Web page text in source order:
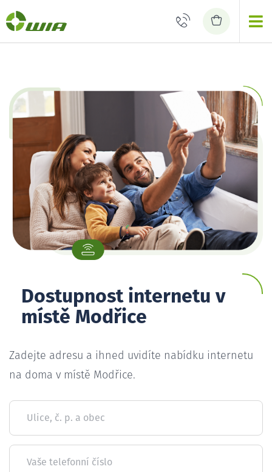
Dostupnost internetu v
místě Modřice
Zadejte adresu a ihned uvidíte nabídku internetu
na doma v místě Modřice.
Ulice, č. p. a obec
Vaše telefonní číslo